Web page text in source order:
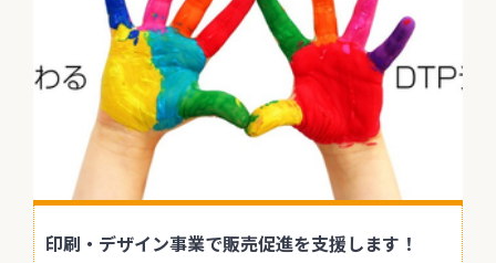
印刷・デザイン事業で販売促進を支援します！